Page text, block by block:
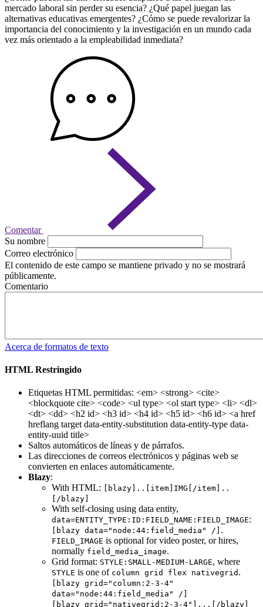
mercado laboral sin perder su esencia? ¿Qué papel juegan las
alternativas educativas emergentes? ¿Cómo se puede revalorizar la
importancia del conocimiento y la investigación en un mundo cada
vez más orientado a la empleabilidad inmediata?
Comentar
Su nombre
Correo electrónico
El contenido de este campo se mantiene privado y no se mostrará
públicamente.
Comentario
Acerca de formatos de texto
HTML Restringido
Etiquetas HTML permitidas: <em> <strong> <cite>
<blockquote cite> <code> <ul type> <ol start type> <li> <dl>
<dt> <dd> <h2 id> <h3 id> <h4 id> <h5 id> <h6 id> <a href
hreflang target data-entity-substitution data-entity-type data-
entity-uuid title>
Saltos automáticos de líneas y de párrafos.
Las direcciones de correos electrónicos y páginas web se
convierten en enlaces automáticamente.
Blazy:
With HTML:
[blazy]..[item]IMG[/item]..
[/blazy]
With self-closing using data entity,
data=ENTITY_TYPE:ID:FIELD_NAME:FIELD_IMAGE:
[blazy data="node:44:field_media" /] .
FIELD_IMAGE is optional for video poster, or hires,
normally field_media_image.
Grid format: STYLE:SMALL-MEDIUM-LARGE, where
STYLE is one of column grid flex nativegrid .
[blazy grid="column:2-3-4"
data="node:44:field_media" /]
[blazy grid="nativegrid:2-3-4"]...[/blazy]